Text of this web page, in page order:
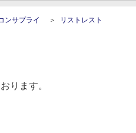
ンサプライ リストレスト
ります。